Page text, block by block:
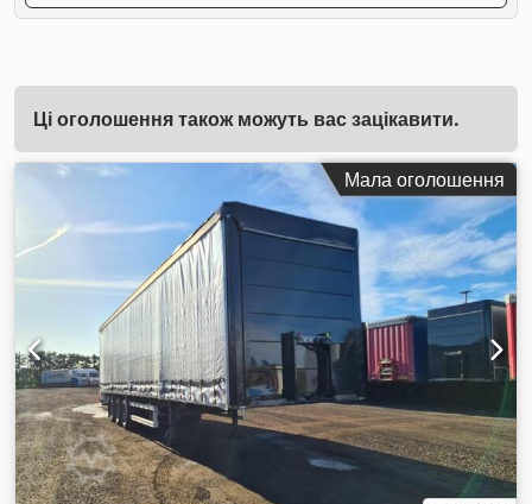
Ці оголошення також можуть вас зацікавити.
Мала оголошення